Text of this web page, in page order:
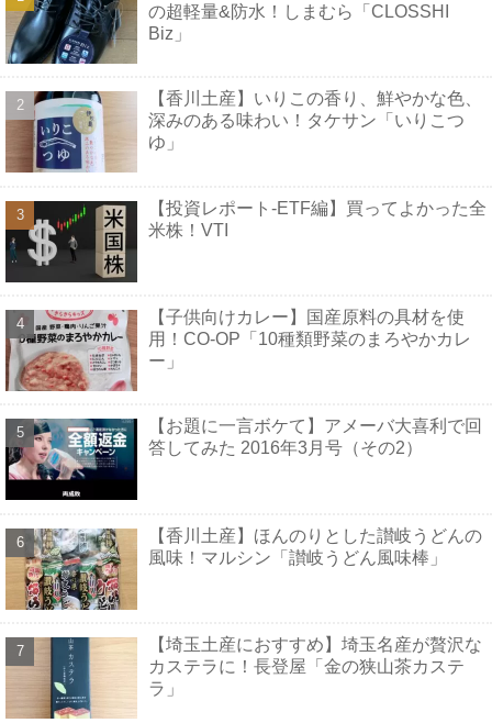
の超軽量&防水！しまむら「CLOSSHI
Biz」
【香川土産】いりこの香り、鮮やかな色、
深みのある味わい！タケサン「いりこつ
ゆ」
【投資レポート-ETF編】買ってよかった全
米株！VTI
【子供向けカレー】国産原料の具材を使
用！CO-OP「10種類野菜のまろやかカレ
ー」
【お題に一言ボケて】アメーバ大喜利で回
答してみた 2016年3月号（その2）
【香川土産】ほんのりとした讃岐うどんの
風味！マルシン「讃岐うどん風味棒」
【埼玉土産におすすめ】埼玉名産が贅沢な
カステラに！長登屋「金の狭山茶カステ
ラ」